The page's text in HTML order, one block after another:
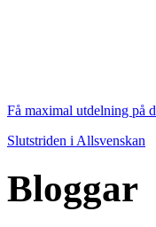
Få maximal utdelning på
Slutstriden i Allsvenskan
Bloggar